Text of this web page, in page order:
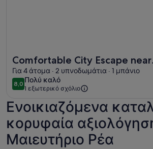
Comfortable City Escape near
Niarchos Park
Για 4 άτομα · 2 υπνοδωμάτια · 1 μπάνιο
8,08,0 στα 10
Πολύ καλό
πολύ
καλό
1 εξωτερικό σχόλιο
Ενοικιαζόμενα
κορυφαία
Μαιευτήριο Ρέα